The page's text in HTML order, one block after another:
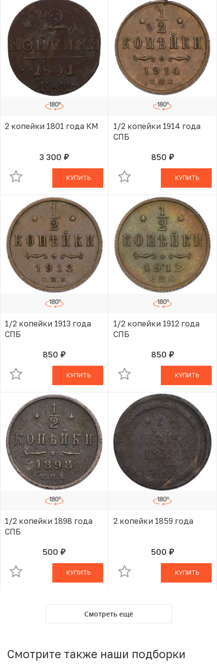
2 копейки 1801 года КМ
3 300 руб.
В КОРЗИНЕ
КУПИТЬ
1/2 копейки 1914 года
СПБ
850 руб.В КОРЗИНЕ
КУПИТЬ
1/2 копейки 1913 года
СПБ
850 руб.В КОРЗИНЕ
КУПИТЬ
1/2 копейки 1912 года
СПБ
850 руб.В КОРЗИНЕ
КУПИТЬ
1/2 копейки 1898 года
СПБ
500 руб.В КОРЗИНЕ
КУПИТЬ
2 копейки 1859 года
500 руб.В КОРЗИНЕ
КУПИТЬ
Смотреть ещё
Смотрите также наши подборки